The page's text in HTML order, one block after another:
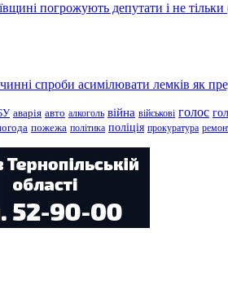
погрожують депутати і не тільки
спроби асимілювати лемків як
аварія авто алкоголь війна військові голос
пожежа політика поліція прокуратура